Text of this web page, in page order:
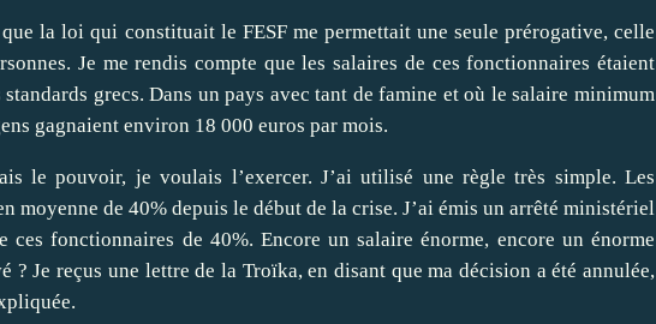
la loi qui constituait le FESF me permettait une seule prérogative, celle
Je me rendis compte que les salaires de ces fonctionnaires étaient
grecs. Dans un pays avec tant de famine et où le salaire minimum
gagnaient environ 18 000 euros par mois.
le pouvoir, je voulais l’exercer. J’ai utilisé une règle très simple. Les
moyenne de 40% depuis le début de la crise. J’ai émis un arrêté ministériel
fonctionnaires de 40%. Encore un salaire énorme, encore un énorme
? Je reçus une lettre de la Troïka, en disant que ma décision a été annulée,